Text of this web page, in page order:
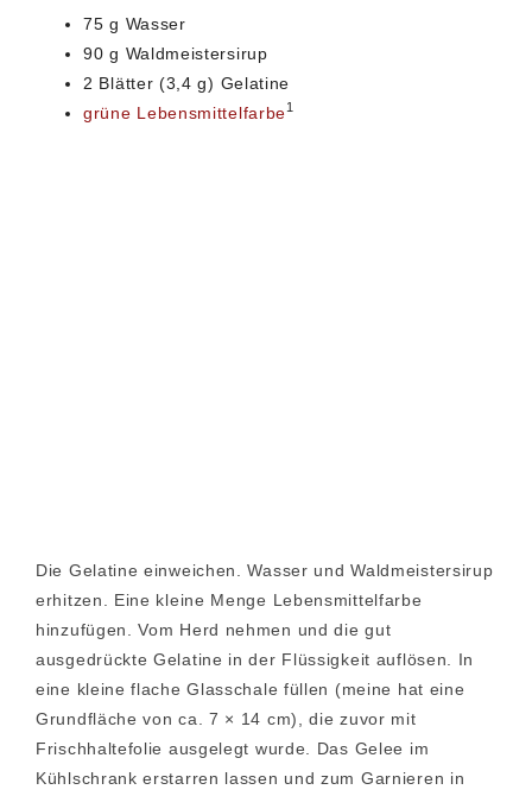
75 g Wasser
90 g Waldmeistersirup
2 Blätter (3,4 g) Gelatine
grüne Lebensmittelfarbe1
Die Gelatine einweichen. Wasser und Waldmeistersirup
erhitzen. Eine kleine Menge Lebensmittelfarbe
hinzufügen. Vom Herd nehmen und die gut
ausgedrückte Gelatine in der Flüssigkeit auflösen. In
eine kleine flache Glasschale füllen (meine hat eine
Grundfläche von ca. 7 × 14 cm), die zuvor mit
Frischhaltefolie ausgelegt wurde. Das Gelee im
Kühlschrank erstarren lassen und zum Garnieren in